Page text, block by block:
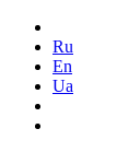
Ru
En
Ua